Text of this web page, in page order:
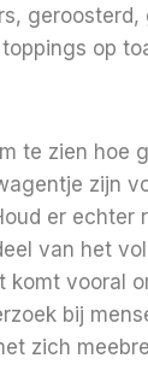
geroosterd,
op
te zien hoe
zijn
er echter
van het
komt vooral
bij
zich